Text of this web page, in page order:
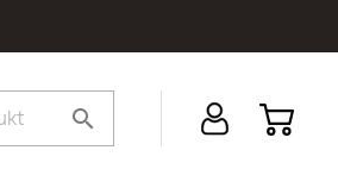
search